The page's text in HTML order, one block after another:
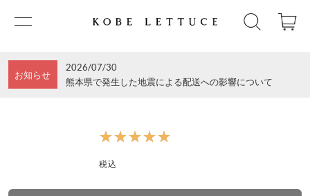
お知らせ
2026/07/30
熊本県で発生した地震による配送への影響について
★★★★★
★★★★★
税込